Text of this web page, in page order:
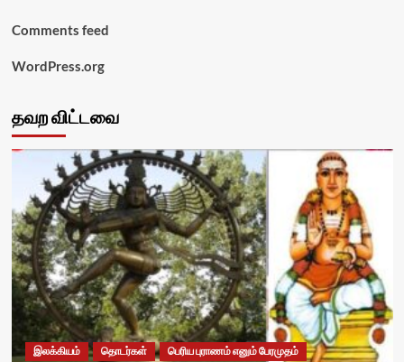
Comments feed
WordPress.org
தவற விட்டவை
இலக்கியம் தொடர்கள் பெரிய புராணம் எனும் பேரமுதம்